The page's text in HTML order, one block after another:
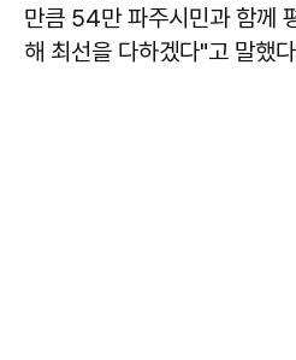
만큼 54만 파주시민과 함께
해 최선을 다하겠다"고 말했